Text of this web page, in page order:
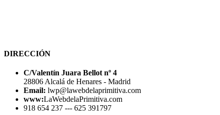
DIRECCIÓN
C/Valentín Juara Bellot nº 4
28806 Alcalá de Henares - Madrid
Email: lwp@lawebdelaprimitiva.com
www:LaWebdelaPrimitiva.com
918 654 237 --- 625 391797